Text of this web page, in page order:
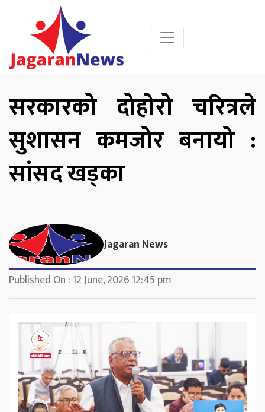
सरकारको दोहोरो चरित्रले
सुशासन कमजोर बनायो :
सांसद खड्का
Jagaran News
Published On : 12 June, 2026 12:45 pm